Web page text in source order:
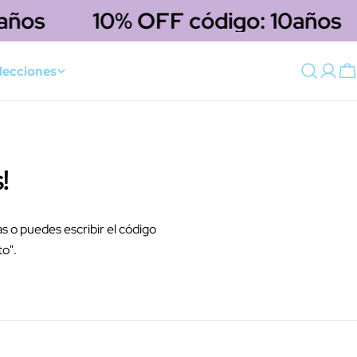
10% OFF código: 10años
o puedes escribir el código